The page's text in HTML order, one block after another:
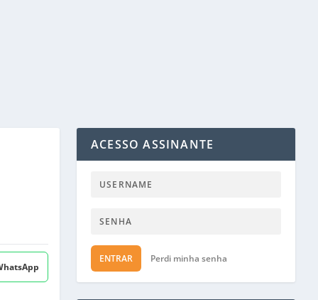
ACESSO ASSINANTE
ENTRAR Perdi minha senha